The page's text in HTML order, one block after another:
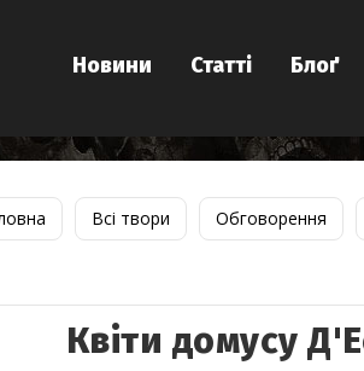
Новини Статті Блоґ
Всі твори Обговорення
Квіти домусу